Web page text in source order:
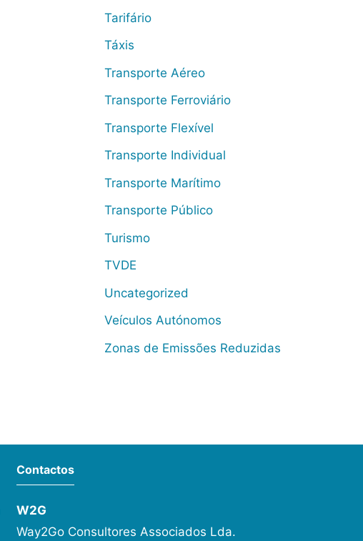
Tarifário
Táxis
Transporte Aéreo
Transporte Ferroviário
Transporte Flexível
Transporte Individual
Transporte Marítimo
Transporte Público
Turismo
TVDE
Uncategorized
Veículos Autónomos
Zonas de Emissões Reduzidas
Contactos
W2G
Way2Go Consultores Associados Lda.